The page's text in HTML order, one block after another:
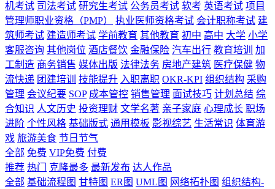
机考试 司法考试 研究生考试 公务员考试 软考 英语考试 项目
管理师职业资格（PMP）
执业医师资格考试 会计职称考试 建
筑师考试 建造师考试 学前教育 其他教育 初中 高中 大学 小学
客服咨询 其他岗位 酒店餐饮 金融保险 汽车出行 教育培训
加
工制造 商务销售 媒体出版 法律法务 房地产建筑 医疗保健 物
流快递 团建培训 技能提升 入职离职 OKR-KPI 组织结构 采购
管理 会议纪要 SOP 成本管控 销售管理 面试技巧 计划总结 综
合知识 人文历史 投资理财 文学名著 亲子家庭 心理成长 职场
进阶 个性风格 基础版式 通用模板 影视综艺 生活常识 体育游
戏 旅游美食 节日节气
全部 免费 VIP免费 付费
推荐 热门 克隆最多 最新发布 达人作品
全部 基础流程图 甘特图 ER图 UML图 网络拓扑图 组织结构-